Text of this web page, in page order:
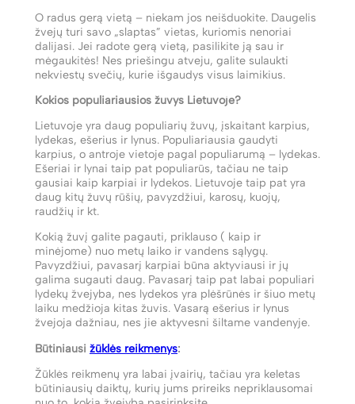
O radus gerą vietą – niekam jos neišduokite. Daugelis
žvejų turi savo „slaptas” vietas, kuriomis nenoriai
dalijasi. Jei radote gerą vietą, pasilikite ją sau ir
mėgaukitės! Nes priešingu atveju, galite sulaukti
nekviestų svečių, kurie išgaudys visus laimikius.
Kokios populiariausios žuvys Lietuvoje?
Lietuvoje yra daug populiarių žuvų, įskaitant karpius,
lydekas, ešerius ir lynus. Populiariausia gaudyti
karpius, o antroje vietoje pagal populiarumą – lydekas.
Ešeriai ir lynai taip pat populiarūs, tačiau ne taip
gausiai kaip karpiai ir lydekos. Lietuvoje taip pat yra
daug kitų žuvų rūšių, pavyzdžiui, karosų, kuojų,
raudžių ir kt.
Kokią žuvį galite pagauti, priklauso ( kaip ir
minėjome) nuo metų laiko ir vandens sąlygų.
Pavyzdžiui, pavasarį karpiai būna aktyviausi ir jų
galima sugauti daug. Pavasarį taip pat labai populiari
lydekų žvejyba, nes lydekos yra plėšrūnės ir šiuo metų
laiku medžioja kitas žuvis. Vasarą ešerius ir lynus
žvejoja dažniau, nes jie aktyvesni šiltame vandenyje.
Būtiniausi žūklės reikmenys:
Žūklės reikmenų yra labai įvairių, tačiau yra keletas
būtiniausių daiktų, kurių jums prireiks nepriklausomai